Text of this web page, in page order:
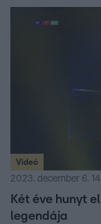
Videó
2023. december 6.
Két éve hunyt
legendája